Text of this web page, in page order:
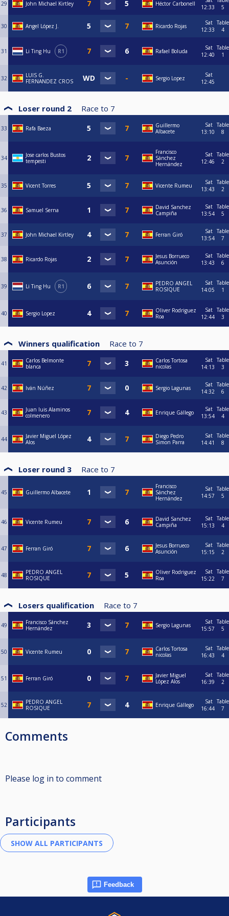
29 John Michael Kirtley Héctor Carbonell
12:33
5
30 Angel López J. Ricardo Rojas
Sat
12:33
Table
4
31 Li Ting Hu R1 Rafael Boluda
Sat
12:40
Table
1
32
LUIS G.
FERNANDEZ CROS
Sergio Lopez
Sat
12:45
Loser round 2 Race to 7
33 Rafa Baeza
Guillermo
Albacete
Sat
13:10
Table
8
34
Jose carlos Bustos
tempesti
Francisco
Sánchez
Hernández
Sat
12:46
Table
2
35 Vicent Torres Vicente Rumeu
Sat
13:43
Table
2
36 Samuel Serna
David Sanchez
Campiña
Sat
13:54
Table
5
37 John Michael Kirtley Ferran Giró
Sat
13:54
Table
7
38 Ricardo Rojas
Jesus Borrueco
Asunción
Sat
13:43
Table
6
39 Li Ting Hu R1
PEDRO ANGEL
ROSIQUE
Sat
14:05
Table
1
40 Sergio Lopez
Oliver Rodriguez
Roa
Sat
12:44
Table
3
Winners qualification Race to 7
41
Carlos Belmonte
blanca
Carlos Tortosa
nicolas
Sat
14:13
Table
3
42 Iván Núñez Sergio Lagunas
Sat
14:32
Table
6
43
Juan luis Alaminos
colmenero
Enrique Gállego
Sat
13:54
Table
4
44
Javier Miguel López
Alos
Diego Pedro
Simon Parra
Sat
14:41
Table
8
Loser round 3 Race to 7
45 Guillermo Albacete
Francisco
Sánchez
Hernández
Sat
14:57
Table
5
46 Vicente Rumeu
David Sanchez
Campiña
Sat
15:13
Table
4
47 Ferran Giró
Jesus Borrueco
Asunción
Sat
15:15
Table
2
48
PEDRO ANGEL
ROSIQUE
Oliver Rodriguez
Roa
Sat
15:22
Table
7
Losers qualification Race to 7
49
Francisco Sánchez
Hernández
Sergio Lagunas
Sat
15:57
Table
5
50 Vicente Rumeu
Carlos Tortosa
nicolas
Sat
16:43
Table
4
51 Ferran Giró
Javier Miguel
López Alos
Sat
16:39
Table
2
52
PEDRO ANGEL
ROSIQUE
Enrique Gállego
Sat
16:44
Table
7
Comments
Please log in to comment
Participants
Feedback